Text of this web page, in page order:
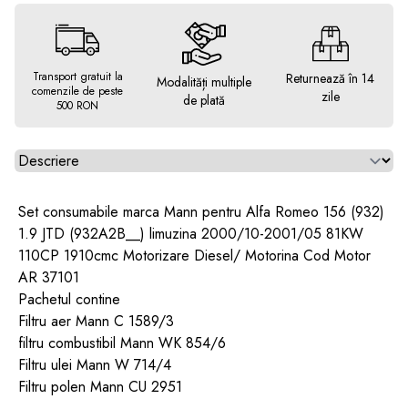
Transport gratuit la
comenzile de peste
500 RON
Modalități multiple
de plată
Returnează în 14
zile
Alegeti tab
Set consumabile marca Mann pentru Alfa Romeo 156 (932)
1.9 JTD (932A2B__) limuzina 2000/10-2001/05 81KW
110CP 1910cmc Motorizare Diesel/ Motorina Cod Motor
AR 37101
Pachetul contine
Filtru aer Mann C 1589/3
filtru combustibil Mann WK 854/6
Filtru ulei Mann W 714/4
Filtru polen Mann CU 2951